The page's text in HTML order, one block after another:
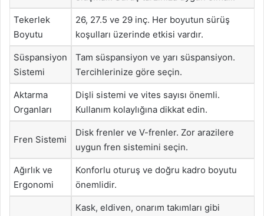
Tekerlek
Boyutu
26, 27.5 ve 29 inç. Her boyutun sürüş
koşulları üzerinde etkisi vardır.
Süspansiyon
Sistemi
Tam süspansiyon ve yarı süspansiyon.
Tercihlerinize göre seçin.
Aktarma
Organları
Dişli sistemi ve vites sayısı önemli.
Kullanım kolaylığına dikkat edin.
Fren Sistemi
Disk frenler ve V-frenler. Zor arazilere
uygun fren sistemini seçin.
Ağırlık ve
Ergonomi
Konforlu oturuş ve doğru kadro boyutu
önemlidir.
Kask, eldiven, onarım takımları gibi